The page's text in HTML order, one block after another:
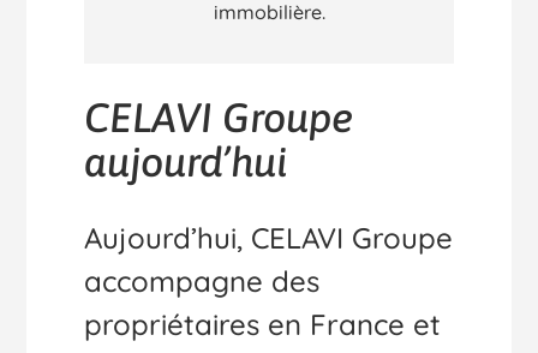
immobilière.
CELAVI Groupe
aujourd’hui
Aujourd’hui, CELAVI Groupe
accompagne des
propriétaires en France et